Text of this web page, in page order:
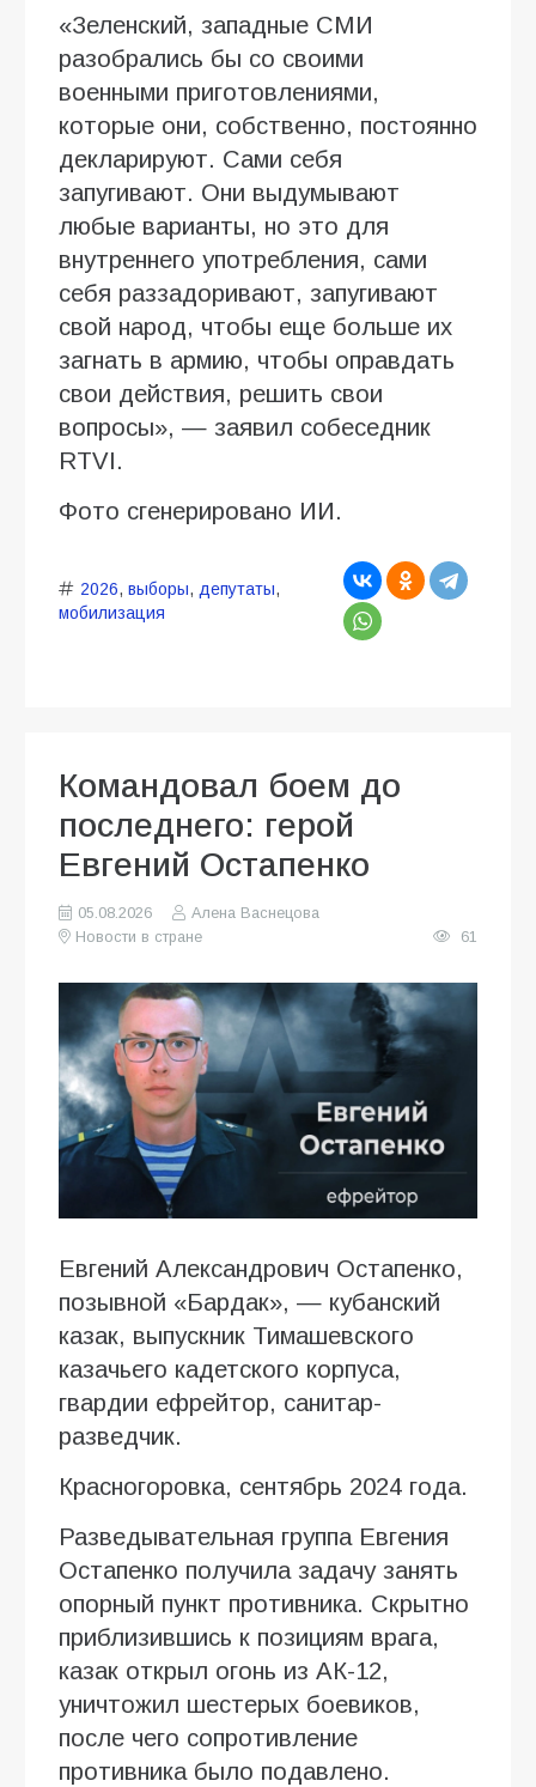
«Зеленский, западные СМИ
разобрались бы со своими
военными приготовлениями,
которые они, собственно, постоянно
декларируют. Сами себя
запугивают. Они выдумывают
любые варианты, но это для
внутреннего употребления, сами
себя раззадоривают, запугивают
свой народ, чтобы еще больше их
загнать в армию, чтобы оправдать
свои действия, решить свои
вопросы», — заявил собеседник
RTVI.
Фото сгенерировано ИИ.
2026, выборы, депутаты,
мобилизация
Командовал боем до
последнего: герой
Евгений Остапенко
05.08.2026
Алена Васнецова
Новости в стране
61
Евгений Александрович Остапенко,
позывной «Бардак», — кубанский
казак, выпускник Тимашевского
казачьего кадетского корпуса,
гвардии ефрейтор, санитар-
разведчик.
Красногоровка, сентябрь 2024 года.
Разведывательная группа Евгения
Остапенко получила задачу занять
опорный пункт противника. Скрытно
приблизившись к позициям врага,
казак открыл огонь из АК-12,
уничтожил шестерых боевиков,
после чего сопротивление
противника было подавлено.